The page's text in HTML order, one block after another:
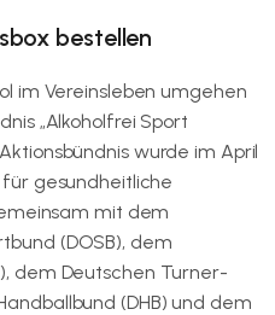
bestellen
im Vereinsleben umgehen
„Alkoholfrei Sport
wurde im April
gesundheitliche
mit dem
(DOSB), dem
dem Deutschen Turner-
(DHB) und dem